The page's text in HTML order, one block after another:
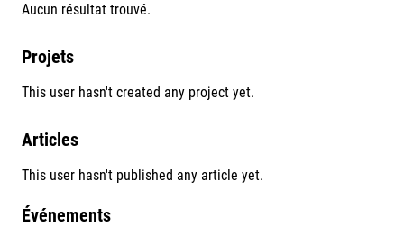
Aucun résultat trouvé.
Projets
This user hasn't created any project yet.
Articles
This user hasn't published any article yet.
Événements